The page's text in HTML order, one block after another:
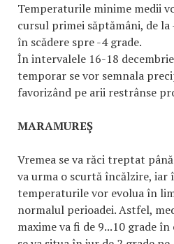
Temperaturile minime medii
cursul primei săptămâni, de
în scădere spre -4 grade.
În intervalele 16-18
temporar se vor semnala
favorizând pe arii restrânse
MARAMUREŞ
Vremea se va răci treptat
va urma o scurtă încălzire, iar
temperaturile vor evolua în
normalul perioadei. Astfel,
maxime va fi de 9...10 grade